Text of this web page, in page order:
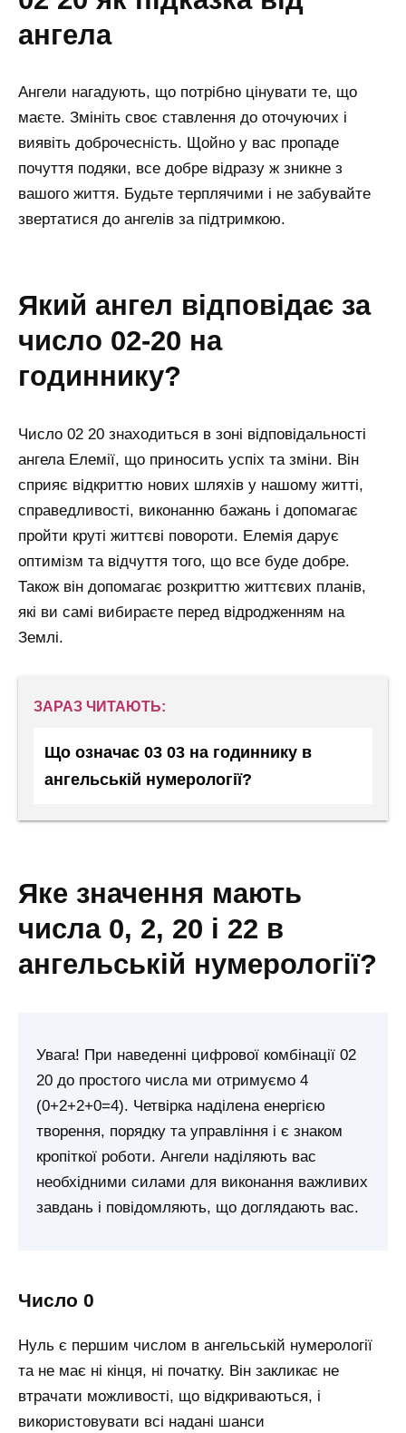
ангела
Ангели нагадують, що потрібно цінувати те, що
маєте. Змініть своє ставлення до оточуючих і
виявіть доброчесність. Щойно у вас пропаде
почуття подяки, все добре відразу ж зникне з
вашого життя. Будьте терплячими і не забувайте
звертатися до ангелів за підтримкою.
який ангел відповідає за
число 02-20 на
годиннику?
Число 02 20 знаходиться в зоні відповідальності
ангела Елемії, що приносить успіх та зміни. Він
сприяє відкриттю нових шляхів у нашому житті,
справедливості, виконанню бажань і допомагає
пройти круті життєві повороти. Елемія дарує
оптимізм та відчуття того, що все буде добре.
Також він допомагає розкриттю життєвих планів,
які ви самі вибираєте перед відродженням на
Землі.
ЗАРАЗ ЧИТАЮТЬ:
Що означає 03 03 на годиннику в
ангельській нумерології?
яке значення мають
числа 0, 2, 20 і 22 в
ангельській нумерології?
Увага! При наведенні цифрової комбінації 02
20 до простого числа ми отримуємо 4
(0+2+2+0=4). Четвірка наділена енергією
творення, порядку та управління і є знаком
кропіткої роботи. Ангели наділяють вас
необхідними силами для виконання важливих
завдань і повідомляють, що доглядають вас.
число 0
Нуль є першим числом в ангельській нумерології
та не має ні кінця, ні початку. Він закликає не
втрачати можливості, що відкриваються, і
використовувати всі надані шанси